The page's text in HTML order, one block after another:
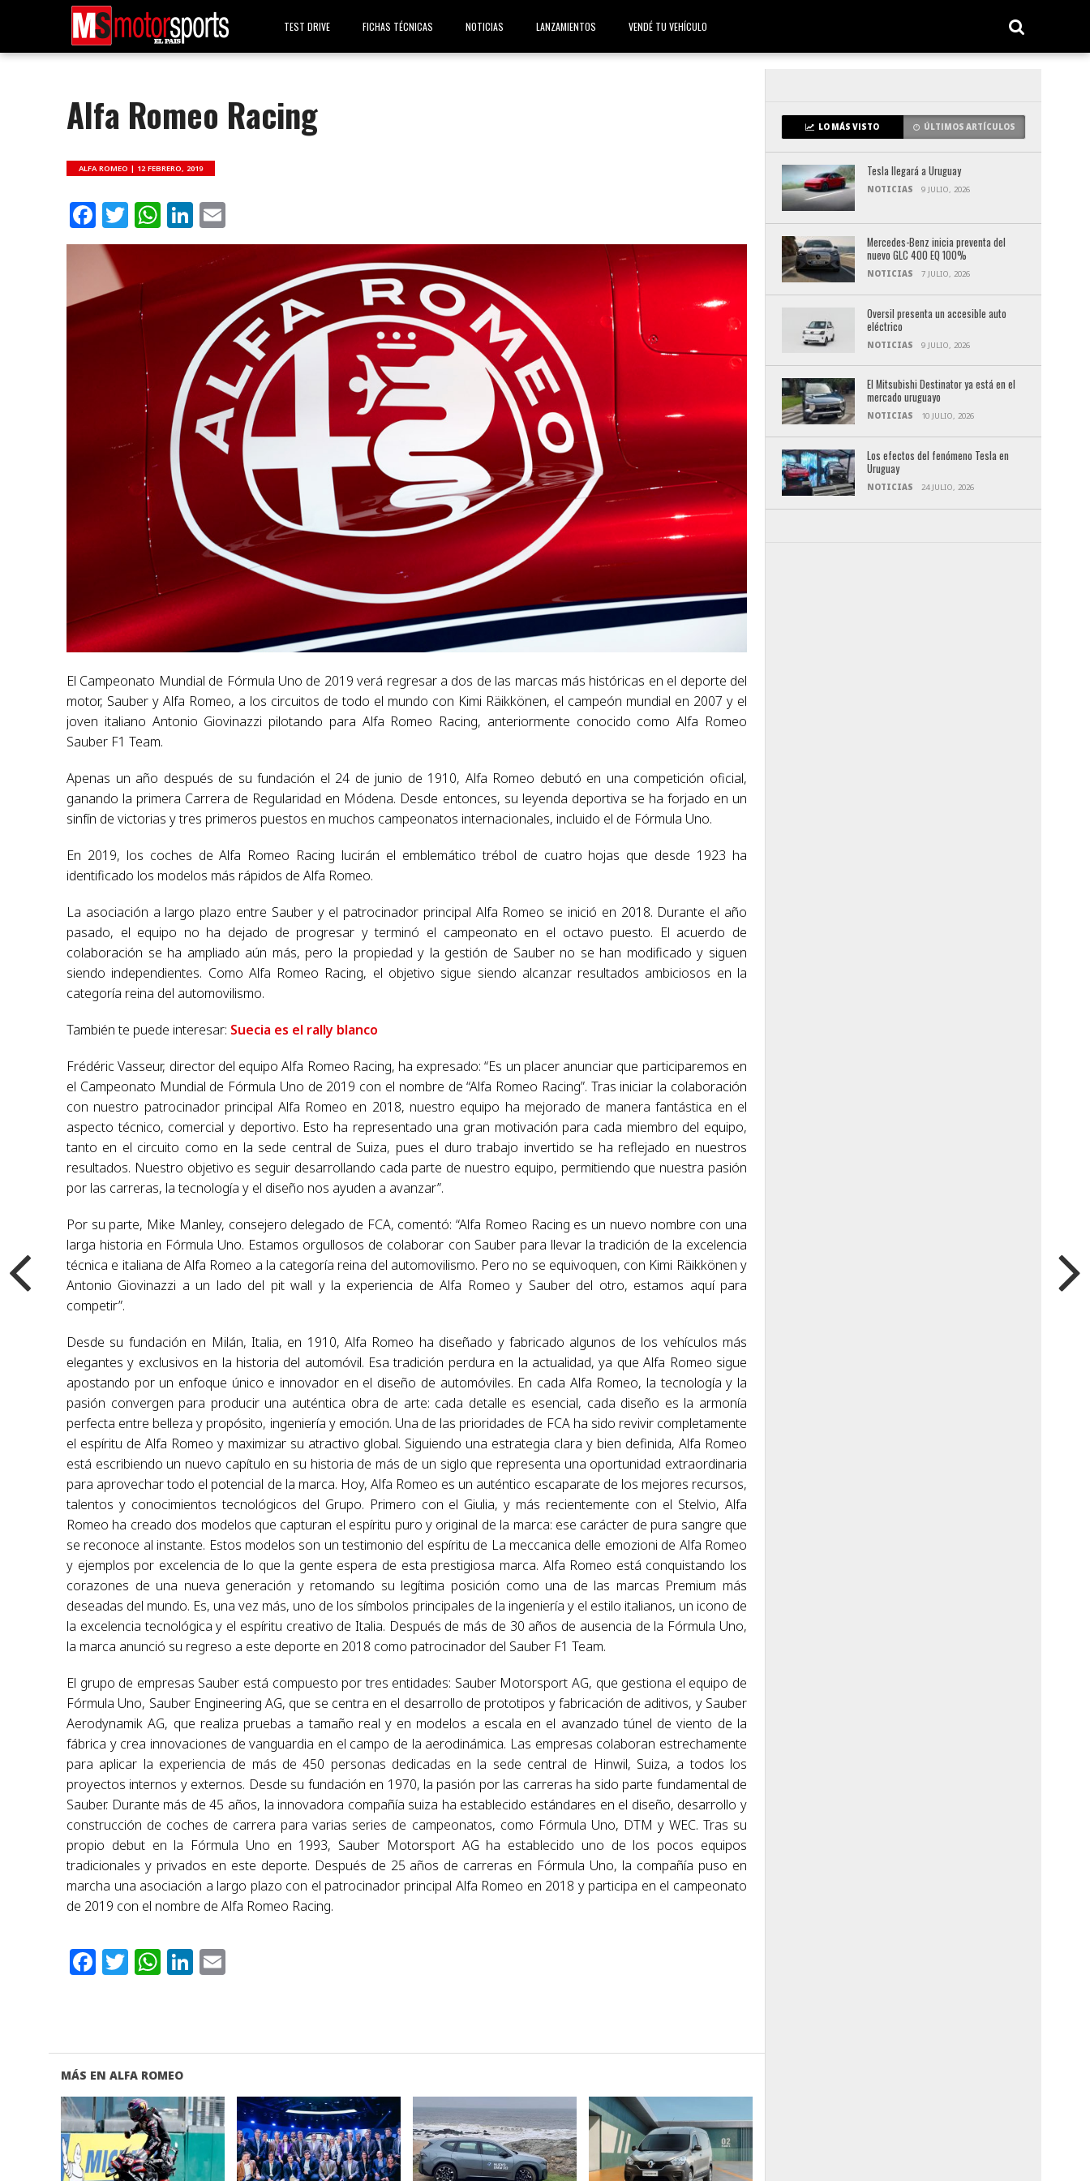
TEST DRIVE FICHAS TÉCNICAS NOTICIAS LANZAMIENTOS VENDÉ TU VEHÍCULO
Alfa Romeo Racing
ALFA ROMEO | 12 FEBRERO, 2019
Facebook
Twitter
WhatsApp
LinkedIn
El Campeonato Mundial de Fórmula Uno de 2019 verá regresar a dos de las marcas más históricas en el deporte del
motor, Sauber y Alfa Romeo, a los circuitos de todo el mundo con Kimi Räikkönen, el campeón mundial en 2007 y el
joven italiano Antonio Giovinazzi pilotando para Alfa Romeo Racing, anteriormente conocido como Alfa Romeo
Sauber F1 Team.
Apenas un año después de su fundación el 24 de junio de 1910, Alfa Romeo debutó en una competición oficial,
ganando la primera Carrera de Regularidad en Módena. Desde entonces, su leyenda deportiva se ha forjado en un
sinfín de victorias y tres primeros puestos en muchos campeonatos internacionales, incluido el de Fórmula Uno.
En 2019, los coches de Alfa Romeo Racing lucirán el emblemático trébol de cuatro hojas que desde 1923 ha
identificado los modelos más rápidos de Alfa Romeo.
La asociación a largo plazo entre Sauber y el patrocinador principal Alfa Romeo se inició en 2018. Durante el año
pasado, el equipo no ha dejado de progresar y terminó el campeonato en el octavo puesto. El acuerdo de
colaboración se ha ampliado aún más, pero la propiedad y la gestión de Sauber no se han modificado y siguen
siendo independientes. Como Alfa Romeo Racing, el objetivo sigue siendo alcanzar resultados ambiciosos en la
categoría reina del automovilismo.
También te puede interesar: Suecia es el rally blanco
Frédéric Vasseur, director del equipo Alfa Romeo Racing, ha expresado: “Es un placer anunciar que participaremos en
el Campeonato Mundial de Fórmula Uno de 2019 con el nombre de “Alfa Romeo Racing”. Tras iniciar la colaboración
con nuestro patrocinador principal Alfa Romeo en 2018, nuestro equipo ha mejorado de manera fantástica en el
aspecto técnico, comercial y deportivo. Esto ha representado una gran motivación para cada miembro del equipo,
tanto en el circuito como en la sede central de Suiza, pues el duro trabajo invertido se ha reflejado en nuestros
resultados. Nuestro objetivo es seguir desarrollando cada parte de nuestro equipo, permitiendo que nuestra pasión
por las carreras, la tecnología y el diseño nos ayuden a avanzar”.
Por su parte, Mike Manley, consejero delegado de FCA, comentó: “Alfa Romeo Racing es un nuevo nombre con una
larga historia en Fórmula Uno. Estamos orgullosos de colaborar con Sauber para llevar la tradición de la excelencia
técnica e italiana de Alfa Romeo a la categoría reina del automovilismo. Pero no se equivoquen, con Kimi Räikkönen y
Antonio Giovinazzi a un lado del pit wall y la experiencia de Alfa Romeo y Sauber del otro, estamos aquí para
competir”.
Desde su fundación en Milán, Italia, en 1910, Alfa Romeo ha diseñado y fabricado algunos de los vehículos más
elegantes y exclusivos en la historia del automóvil. Esa tradición perdura en la actualidad, ya que Alfa Romeo sigue
apostando por un enfoque único e innovador en el diseño de automóviles. En cada Alfa Romeo, la tecnología y la
pasión convergen para producir una auténtica obra de arte: cada detalle es esencial, cada diseño es la armonía
perfecta entre belleza y propósito, ingeniería y emoción. Una de las prioridades de FCA ha sido revivir completamente
el espíritu de Alfa Romeo y maximizar su atractivo global. Siguiendo una estrategia clara y bien definida, Alfa Romeo
está escribiendo un nuevo capítulo en su historia de más de un siglo que representa una oportunidad extraordinaria
para aprovechar todo el potencial de la marca. Hoy, Alfa Romeo es un auténtico escaparate de los mejores recursos,
talentos y conocimientos tecnológicos del Grupo. Primero con el Giulia, y más recientemente con el Stelvio, Alfa
Romeo ha creado dos modelos que capturan el espíritu puro y original de la marca: ese carácter de pura sangre que
se reconoce al instante. Estos modelos son un testimonio del espíritu de La meccanica delle emozioni de Alfa Romeo
y ejemplos por excelencia de lo que la gente espera de esta prestigiosa marca. Alfa Romeo está conquistando los
corazones de una nueva generación y retomando su legítima posición como una de las marcas Premium más
deseadas del mundo. Es, una vez más, uno de los símbolos principales de la ingeniería y el estilo italianos, un icono de
la excelencia tecnológica y el espíritu creativo de Italia. Después de más de 30 años de ausencia de la Fórmula Uno,
la marca anunció su regreso a este deporte en 2018 como patrocinador del Sauber F1 Team.
El grupo de empresas Sauber está compuesto por tres entidades: Sauber Motorsport AG, que gestiona el equipo de
Fórmula Uno, Sauber Engineering AG, que se centra en el desarrollo de prototipos y fabricación de aditivos, y Sauber
Aerodynamik AG, que realiza pruebas a tamaño real y en modelos a escala en el avanzado túnel de viento de la
fábrica y crea innovaciones de vanguardia en el campo de la aerodinámica. Las empresas colaboran estrechamente
para aplicar la experiencia de más de 450 personas dedicadas en la sede central de Hinwil, Suiza, a todos los
proyectos internos y externos. Desde su fundación en 1970, la pasión por las carreras ha sido parte fundamental de
Sauber. Durante más de 45 años, la innovadora compañía suiza ha establecido estándares en el diseño, desarrollo y
construcción de coches de carrera para varias series de campeonatos, como Fórmula Uno, DTM y WEC. Tras su
propio debut en la Fórmula Uno en 1993, Sauber Motorsport AG ha establecido uno de los pocos equipos
tradicionales y privados en este deporte. Después de 25 años de carreras en Fórmula Uno, la compañía puso en
marcha una asociación a largo plazo con el patrocinador principal Alfa Romeo en 2018 y participa en el campeonato
de 2019 con el nombre de Alfa Romeo Racing.
Facebook
Twitter
WhatsApp
LinkedIn
MÁS EN ALFA ROMEO
VER NOTA VER NOTA VER NOTA VER NOTA
LO MÁS VISTO ÚLTIMOS ARTÍCULOS
Tesla llegará a Uruguay
NOTICIAS 9 JULIO, 2026
Mercedes-Benz inicia preventa del
nuevo GLC 400 EQ 100%
NOTICIAS 7 JULIO, 2026
Oversil presenta un accesible auto
eléctrico
NOTICIAS 9 JULIO, 2026
El Mitsubishi Destinator ya está en el
mercado uruguayo
NOTICIAS 10 JULIO, 2026
Los efectos del fenómeno Tesla en
Uruguay
NOTICIAS 24 JULIO, 2026